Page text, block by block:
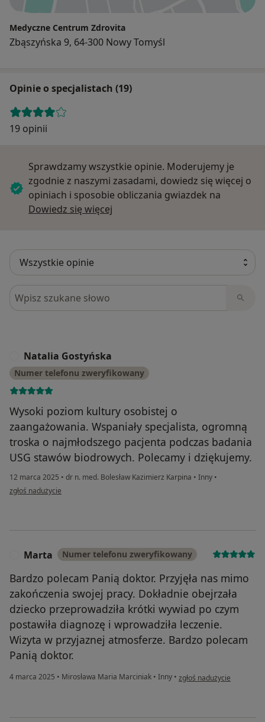
Medyczne Centrum Zdrovita
Zbąszyńska 9, 64-300 Nowy Tomyśl
Opinie o specjalistach (19)
19 opinii
Sprawdzamy wszystkie opinie. Moderujemy je
zgodnie z naszymi zasadami, dowiedz się więcej o
opiniach i sposobie obliczania gwiazdek na
Dowiedz się więcej
Szukaj w opiniach
Natalia Gostyńska
Numer telefonu zweryfikowany
Wysoki poziom kultury osobistej o
zaangażowania. Wspaniały specjalista, ogromną
troska o najmłodszego pacjenta podczas badania
USG stawów biodrowych. Polecamy i dziękujemy.
12 marca 2025 • dr n. med. Bolesław Kazimierz Karpina • Inny •
w opinii użytkownika Natalia Gostyńska
zgłoś nadużycie
Marta Numer telefonu zweryfikowany
Bardzo polecam Panią doktor. Przyjęła nas mimo
zakończenia swojej pracy. Dokładnie obejrzała
dziecko przeprowadziła krótki wywiad po czym
postawiła diagnozę i wprowadziła leczenie.
Wizyta w przyjaznej atmosferze. Bardzo polecam
Panią doktor.
4 marca 2025 • Mirosława Maria Marciniak • Inny • w opinii użytkownika
zgłoś nadużycie